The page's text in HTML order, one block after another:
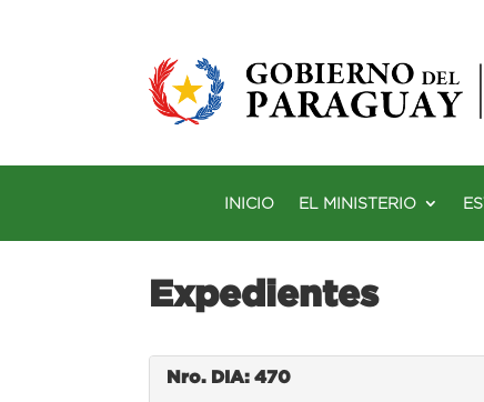
INICIO EL MINISTERIO
Expedientes
Nro. DIA: 470